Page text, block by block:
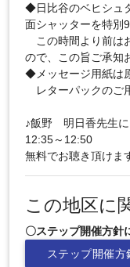
◆日比谷のベヒシュ
面シャッターを特別
この時間より前は
ので、この旨ご承知
◆メッセージ用紙は
レターパックのご
♪飯野 明日香先生に
12:35～12:50
無料でお聴き頂けま
この地区に
〇ステップ開催方針
ステップ開催方